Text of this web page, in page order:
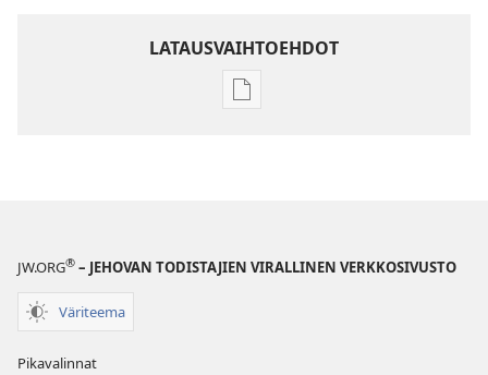
LATAUSVAIHTOEHDOT
Julkaisujen
2005
JW.ORG® – JEHOVAN TODISTAJIEN VIRALLINEN VERKKOSIVUSTO
Väriteema
Pikavalinnat